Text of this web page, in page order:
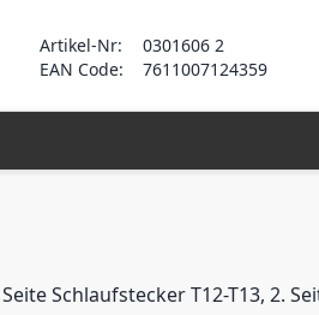
Artikel-Nr:
0301606 2
EAN Code:
7611007124359
Schlaufstecker T12-T13, 2.